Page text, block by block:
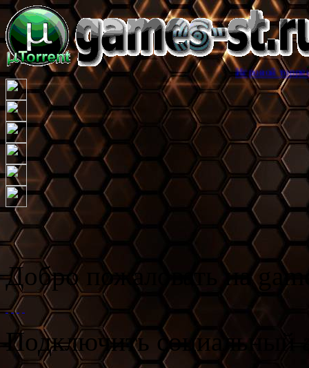
Игровой торрент трекер
Добро пожаловать на
Подключить социальный